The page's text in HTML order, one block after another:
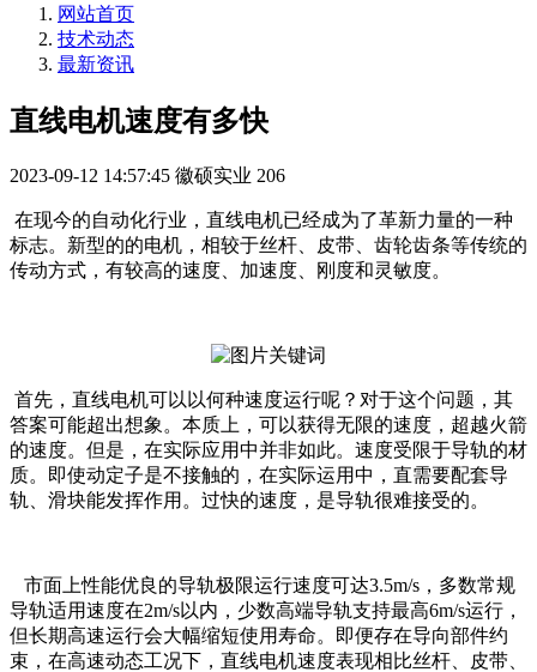
网站首页
技术动态
最新资讯
直线电机速度有多快
2023-09-12 14:57:45 徽硕实业 206
在现今的自动化行业，直线电机已经成为了革新力量的一种
标志。新型的的电机，相较于丝杆、皮带、齿轮齿条等传统的
传动方式，有较高的速度、加速度、刚度和灵敏度。
首先，直线电机可以以何种速度运行呢？对于这个问题，其
答案可能超出想象。本质上，可以获得无限的速度，超越火箭
的速度。但是，在实际应用中并非如此。速度受限于导轨的材
质。即使动定子是不接触的，在实际运用中，直需要配套导
轨、滑块能发挥作用。过快的速度，是导轨很难接受的。
市面上性能优良的导轨极限运行速度可达3.5m/s，多数常规
导轨适用速度在2m/s以内，少数高端导轨支持最高6m/s运行，
但长期高速运行会大幅缩短使用寿命。即便存在导向部件约
束，在高速动态工况下，直线电机速度表现相比丝杆、皮带、